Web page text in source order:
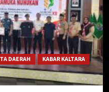
DAERAH
KABAR KALTARA